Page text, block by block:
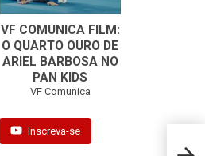
...
0
VF COMUNICA FILM:
O QUARTO OURO DE
ARIEL BARBOSA NO
PAN KIDS
VF Comunica
Inscreva-se